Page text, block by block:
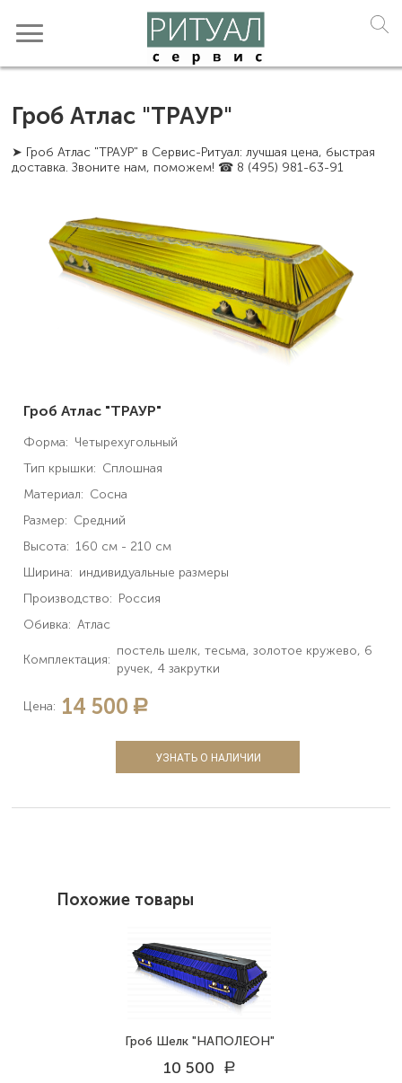
Гроб Атлас "ТРАУР"
➤ Гроб Атлас "ТРАУР" в Сервис-Ритуал: лучшая цена, быстрая
доставка. Звоните нам, поможем! ☎ 8 (495) 981-63-91
Гроб Атлас "ТРАУР"
Форма: Четырехугольный
Тип крышки: Сплошная
Материал: Сосна
Размер: Средний
Высота: 160 см - 210 см
Ширина: индивидуальные размеры
Производство: Россия
Обивка: Атлас
Комплектация:
постель шелк, тесьма, золотое кружево, 6
ручек, 4 закрутки
Цена: 14 500 a
УЗНАТЬ О НАЛИЧИИ
Похожие товары
Гроб Шелк "НАПОЛЕОН"
10 500 a